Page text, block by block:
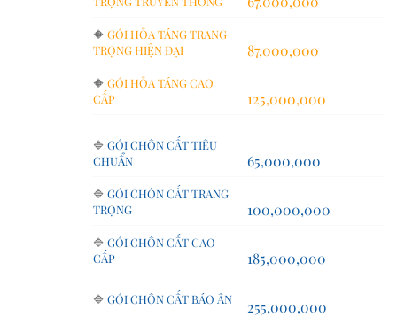
🔶 GÓI HỎA TÁNG TRANG
TRỌNG HIỆN ĐẠI
87,000,000
🔶 GÓI HỎA TÁNG CAO
CẤP
125,000,000
🔷 GÓI CHÔN CẤT TIÊU
CHUẨN
65,000,000
🔷 GÓI CHÔN CẤT TRANG
TRỌNG
100,000,000
🔷 GÓI CHÔN CẤT CAO
CẤP
185,000,000
🔷 GÓI CHÔN CẤT BÁO ÂN 255,000,000